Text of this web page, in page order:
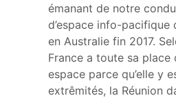
émanant de notre
d’espace info-pacifique
en Australie fin 2017.
France a toute sa place
espace parce qu’elle y
extrêmités, la Réunion